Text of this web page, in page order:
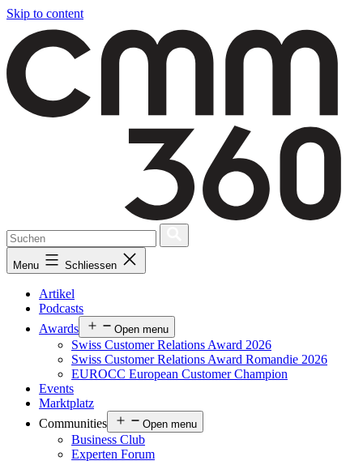
Skip to content
Menu Schliessen
Artikel
Podcasts
Awards
Open menu
Swiss Customer Relations Award 2026
Swiss Customer Relations Award Romandie 2026
EUROCC European Customer Champion
Events
Marktplatz
Communities
Open menu
Business Club
Experten Forum